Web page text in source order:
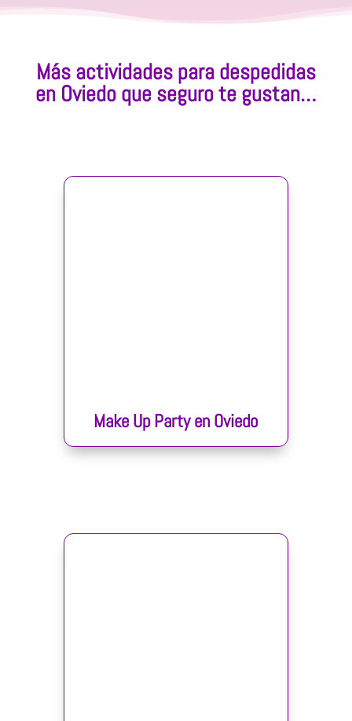
Más actividades para despedidas
en Oviedo que seguro te gustan…
Make Up Party en Oviedo